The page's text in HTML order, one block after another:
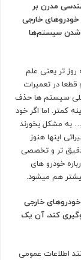
مدرن بر
خودروهای خارجی
شدن سیستم‌ها
تر یعنی علم
در تعمیرات
سیستم ها حذف
کمتر. اما اگر خود
… به مشکل بخورند
اینها هنوز
دقیق تر و تخصصی
خودرو های
هم میشود.
خودروهای خارجی
کند، آن یک
اطلاعات عمومی